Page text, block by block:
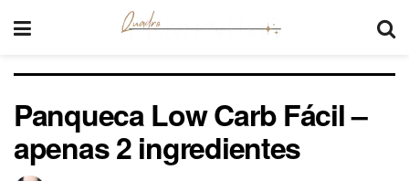
Panqueca Low Carb Fácil –
apenas 2 ingredientes